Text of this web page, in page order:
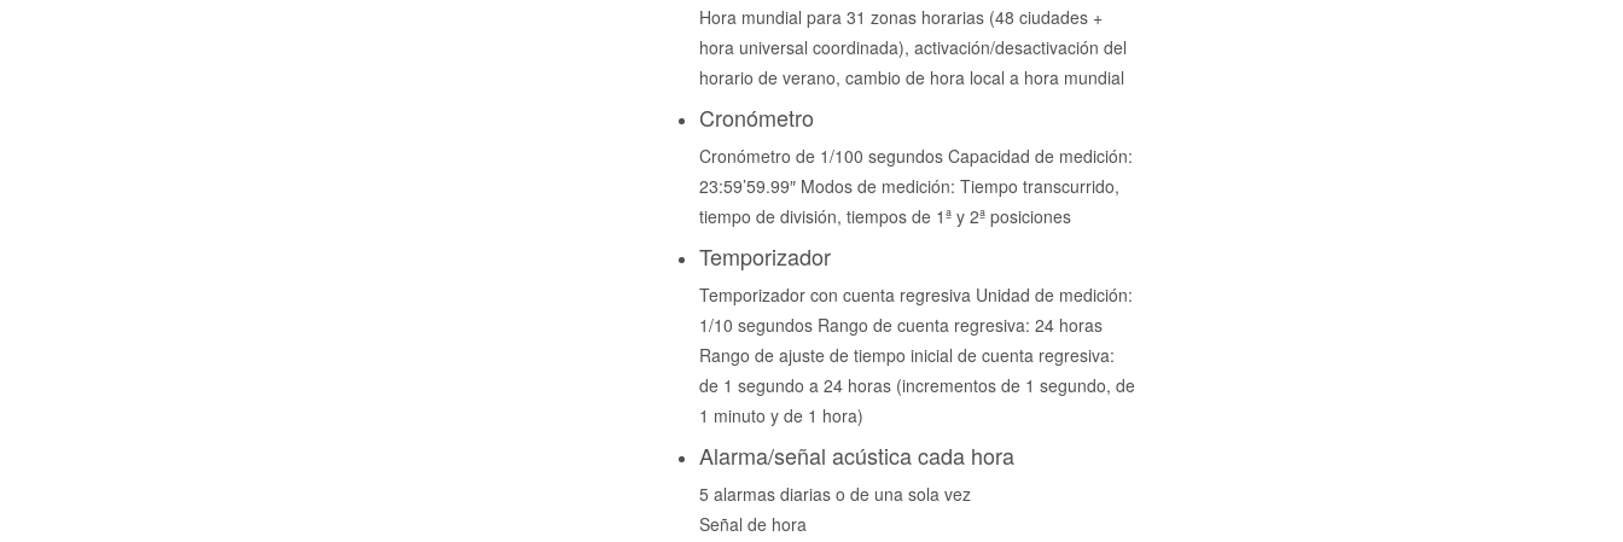
Hora mundial para 31 zonas horarias (48 ciudades +
hora universal coordinada), activación/desactivación del
horario de verano, cambio de hora local a hora mundial
Cronómetro
Cronómetro de 1/100 segundos Capacidad de medición:
23:59’59.99″ Modos de medición: Tiempo transcurrido,
tiempo de división, tiempos de 1ª y 2ª posiciones
Temporizador
Temporizador con cuenta regresiva Unidad de medición:
1/10 segundos Rango de cuenta regresiva: 24 horas
Rango de ajuste de tiempo inicial de cuenta regresiva:
de 1 segundo a 24 horas (incrementos de 1 segundo, de
1 minuto y de 1 hora)
Alarma/señal acústica cada hora
5 alarmas diarias o de una sola vez
Señal de hora